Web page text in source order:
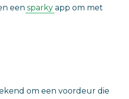
een sparky app om met
om een voordeur die